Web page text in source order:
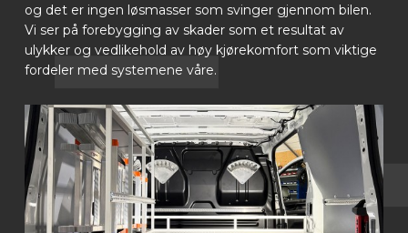
og det er ingen løsmasser som svinger gjennom bilen.
Vi ser på forebygging av skader som et resultat av
ulykker og vedlikehold av høy kjørekomfort som viktige
fordeler med systemene våre.